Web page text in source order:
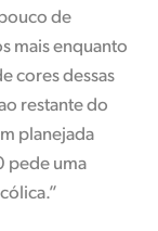
de
mais enquanto
cores dessas
restante do
planejada
pede uma